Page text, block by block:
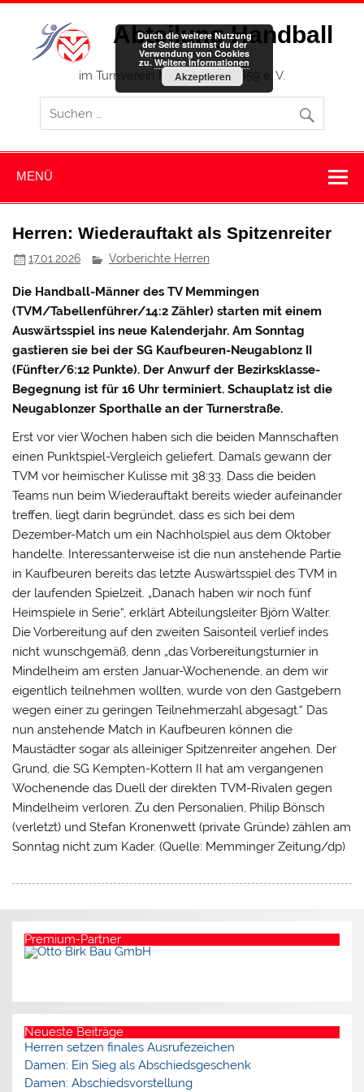
Zum
springen
Abteilung Handball
im Turnverein Memmingen 1859 e. V.
MENÜ
Herren: Wiederauftakt als Spitzenreiter
17.01.2026 Vorberichte Herren
Die Handball-Männer des TV Memmingen
(TVM/Tabellenführer/14:2 Zähler) starten mit einem
Auswärtsspiel ins neue Kalenderjahr. Am Sonntag
gastieren sie bei der SG Kaufbeuren-Neugablonz II
(Fünfter/6:12 Punkte). Der Anwurf der Bezirksklasse-
Begegnung ist für 16 Uhr terminiert. Schauplatz ist die
Neugablonzer Sporthalle an der Turnerstraße.
Erst vor vier Wochen haben sich die beiden Mannschaften
einen Punktspiel-Vergleich geliefert. Damals gewann der
TVM vor heimischer Kulisse mit 38:33. Dass die beiden
Teams nun beim Wiederauftakt bereits wieder aufeinander
treffen, liegt darin begründet, dass es sich bei dem
Dezember-Match um ein Nachholspiel aus dem Oktober
handelte. Interessanterweise ist die nun anstehende Partie
in Kaufbeuren bereits das letzte Auswärtsspiel des TVM in
der laufenden Spielzeit. „Danach haben wir noch fünf
Heimspiele in Serie“, erklärt Abteilungsleiter Björn Walter.
Die Vorbereitung auf den zweiten Saisonteil verlief indes
nicht wunschgemäß, denn „das Vorbereitungsturnier in
Mindelheim am ersten Januar-Wochenende, an dem wir
eigentlich teilnehmen wollten, wurde von den Gastgebern
wegen einer zu geringen Teilnehmerzahl abgesagt.“ Das
nun anstehende Match in Kaufbeuren können die
Maustädter sogar als alleiniger Spitzenreiter angehen. Der
Grund, die SG Kempten-Kottern II hat am vergangenen
Wochenende das Duell der direkten TVM-Rivalen gegen
Mindelheim verloren. Zu den Personalien, Philip Bönsch
(verletzt) und Stefan Kronenwett (private Gründe) zählen am
Sonntag nicht zum Kader. (Quelle: Memminger Zeitung/dp)
Premium-Partner
Neueste Beiträge
Herren setzen finales Ausrufezeichen
Damen: Ein Sieg als Abschiedsgeschenk
Damen: Abschiedsvorstellung
Durch die weitere Nutzung
der Seite stimmst du der
Verwendung von Cookies
zu. Weitere Informationen
Akzeptieren